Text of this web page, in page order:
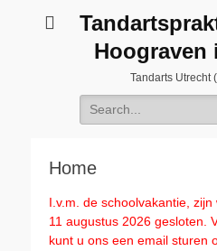
Hoograven
Tandarts Utrecht
Search
for:
Home
I.v.m. de schoolvakantie,
11 augustus 2026 gesloten.
kunt u ons een email sturen